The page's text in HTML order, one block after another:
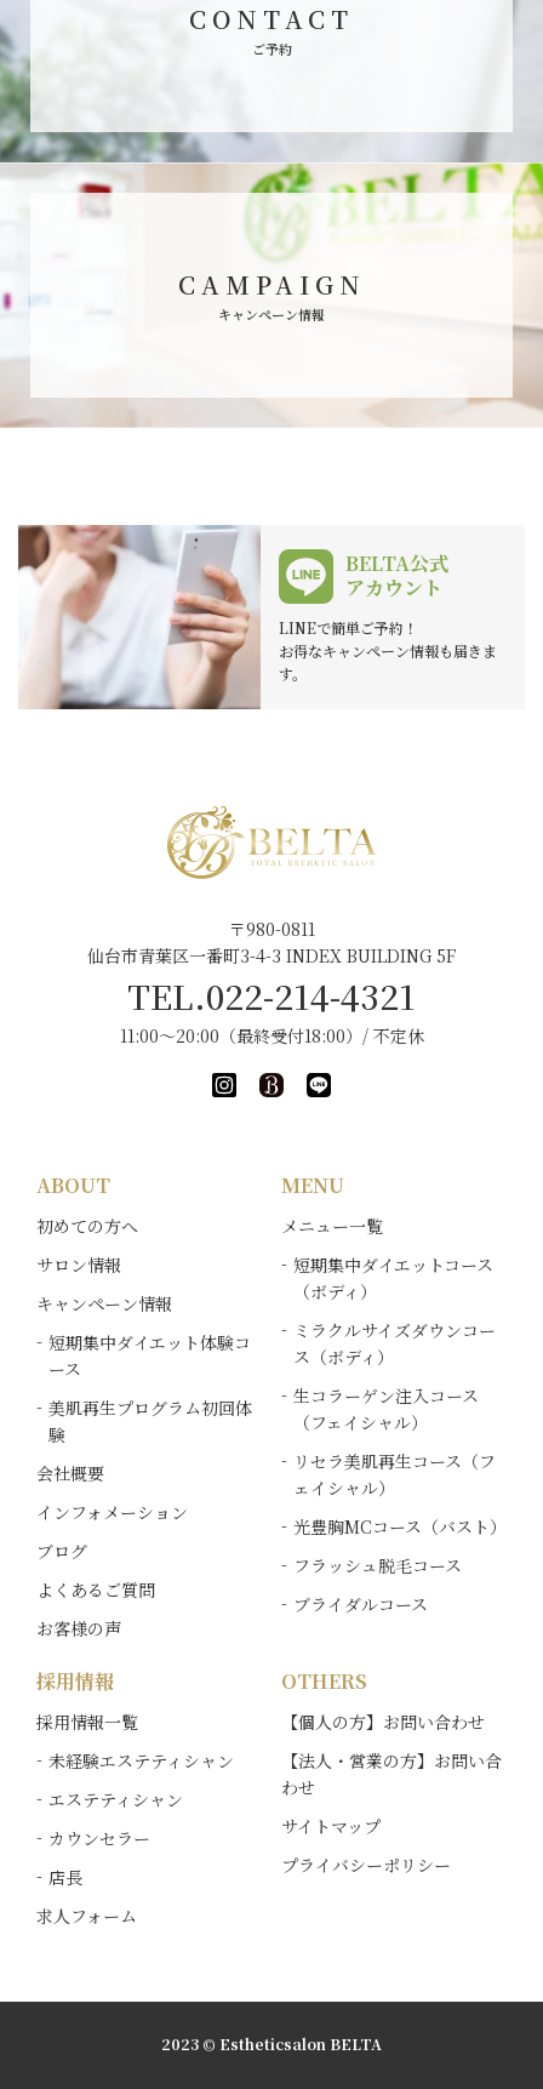
CONTACT
ご予約
CAMPAIGN
キャンペーン情報
BELTA公式
アカウント
LINEで簡単ご予約！
お得なキャンペーン情報も届きま
す。
〒980-0811
仙台市青葉区一番町3-4-3 INDEX BUILDING 5F
TEL.022-214-4321
11:00～20:00（最終受付18:00）/ 不定休
ABOUT
初めての方へ
サロン情報
キャンペーン情報
短期集中ダイエット体験コ
ース
美肌再生プログラム初回体
験
会社概要
インフォメーション
ブログ
よくあるご質問
お客様の声
MENU
メニュー一覧
短期集中ダイエットコース
（ボディ）
ミラクルサイズダウンコー
ス（ボディ）
生コラーゲン注入コース
（フェイシャル）
リセラ美肌再生コース（フ
ェイシャル）
光豊胸MCコース（バスト）
フラッシュ脱毛コース
ブライダルコース
採用情報
採用情報一覧
未経験エステティシャン
エステティシャン
カウンセラー
店長
求人フォーム
OTHERS
【個人の方】お問い合わせ
【法人・営業の方】お問い合
わせ
サイトマップ
プライバシーポリシー
2023 © Estheticsalon BELTA